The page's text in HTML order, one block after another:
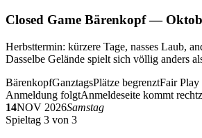
Closed Game Bärenkopf —
Herbsttermin: kürzere Tage, nasses Laub,
Dasselbe Gelände spielt sich völlig anders
BärenkopfGanztagsPlätze begrenztFair Play
Anmeldung folgtAnmeldeseite kommt
14NOV 2026Samstag
Spieltag 3 von 3